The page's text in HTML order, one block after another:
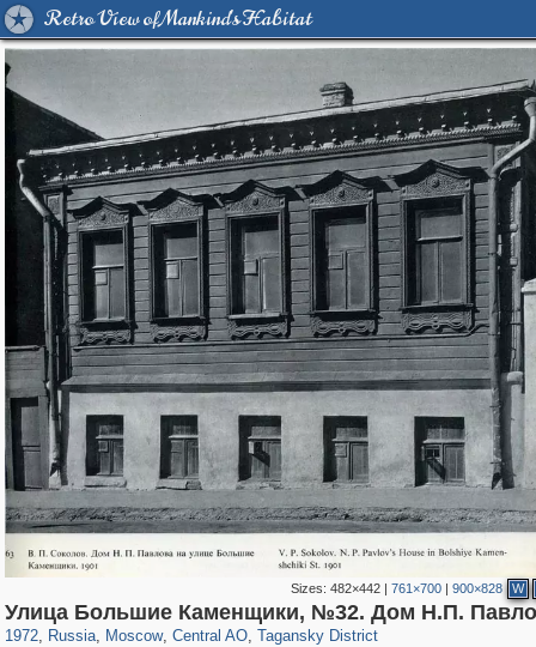
Retro View of Mankind's Habitat
Sizes:482×442 |761×700 |900×828 W
Улица Большие Каменщики, №32. Дом Н.П.
1972, Russia
1,406,837 29,243
, Moscow
319,861 8,286
, Central AO
160,009 5,916
, Tagansky District
10,740 402